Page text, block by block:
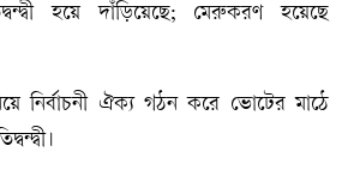
হয়ে দাঁড়িয়েছে; মেরুকরণ হয়েছে
নির্বাচনী ঐক্য গঠন করে ভোটের মাঠে